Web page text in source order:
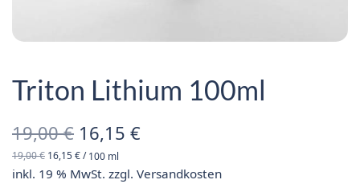
Triton Lithium 100ml
19,00€ Ursprünglicher
Preis war:
16,15€
19,00€ 16,15€/100 ml
inkl. 19 % MwSt. zzgl.Versandkosten